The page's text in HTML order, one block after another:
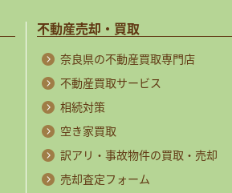
不動産売却・買取
奈良県の不動産買取専門店
不動産買取サービス
相続対策
空き家買取
訳アリ・事故物件の買取・売却
売却査定フォーム